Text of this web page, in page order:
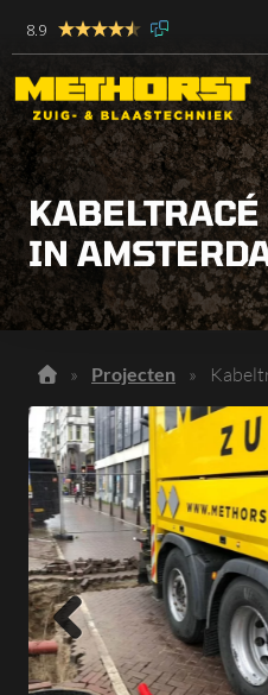
8.9
IN
» Projecten »
Previous